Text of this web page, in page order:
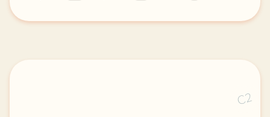
le respect de votre vie privee est une priorite
C2